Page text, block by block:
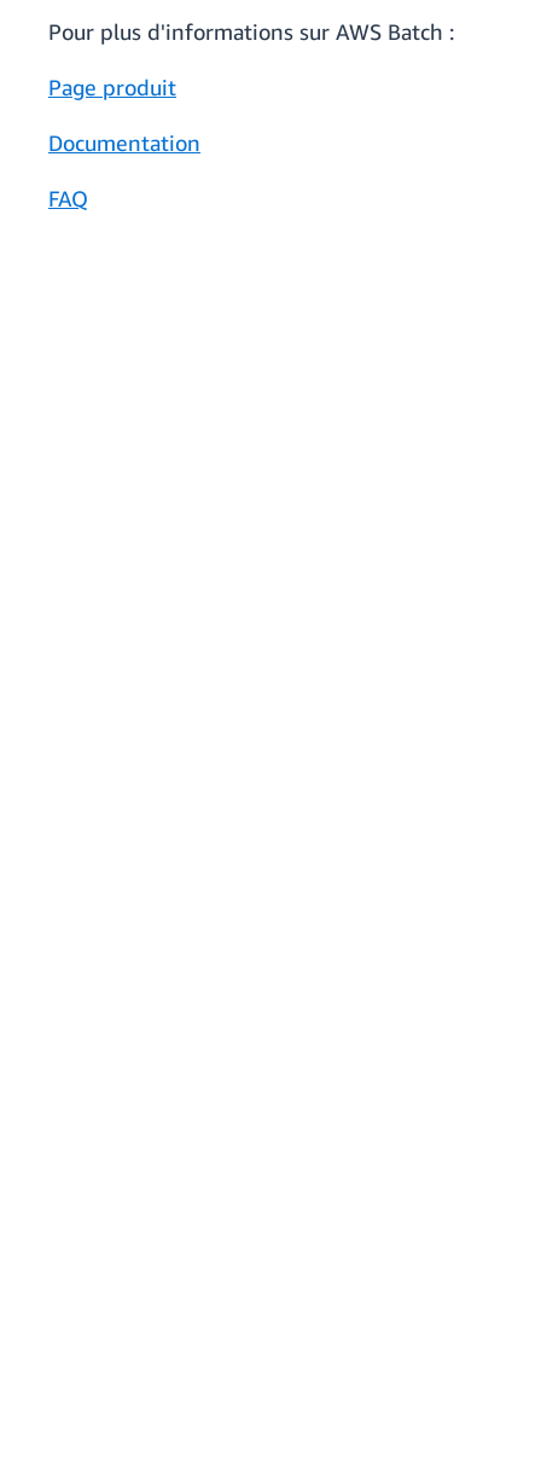
Pour plus d'informations sur AWS Batch :
Page produit
Documentation
FAQ